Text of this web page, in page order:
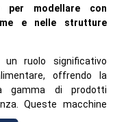
per modellare con
e nelle strutture
un ruolo significativo
offrendo la
gamma di prodotti
Queste macchine
e consistenze